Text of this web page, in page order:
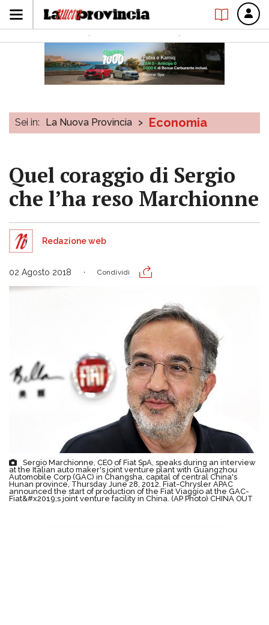
Sei in: La Nuova Provincia > Economia
Quel coraggio di Sergio
che l’ha reso Marchionne
Redazione web
02 Agosto 2018 Condividi
Sergio Marchionne, CEO of Fiat SpA, speaks during an interview
at the Italian auto maker's joint venture plant with Guangzhou
Automobile Corp (GAC) in Changsha, capital of central China's
Hunan province, Thursday June 28, 2012. Fiat-Chrysler APAC
announced the start of production of the Fiat Viaggio at the GAC-
Fiat&#x2019;s joint venture facility in China. (AP Photo) CHINA OUT